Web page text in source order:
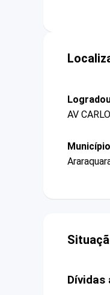
AV
Município
Dívidas